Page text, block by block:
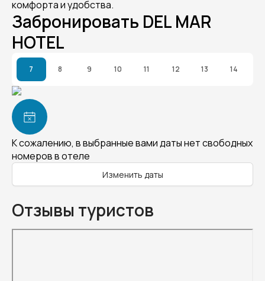
комфорта и удобства.
Забронировать DEL MAR
HOTEL
7 8 9 10 11 12 13 14
К сожалению, в выбранные вами даты нет свободных
номеров в отеле
Изменить даты
Отзывы туристов